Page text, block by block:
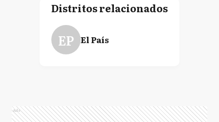
Distritos relacionados
EP El País
Ads